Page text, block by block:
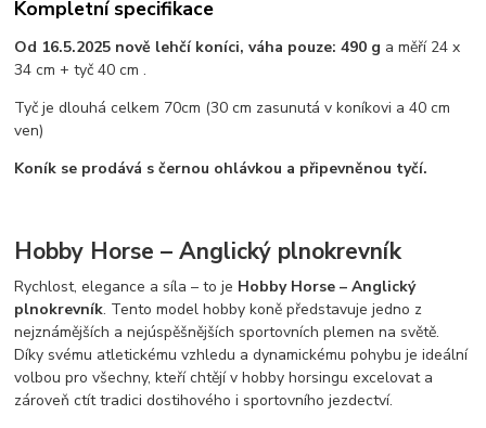
Kompletní specifikace
Od 16.5.2025 nově lehčí koníci, váha pouze: 490 g a měří 24 x
34 cm + tyč 40 cm .
Tyč je dlouhá celkem 70cm (30 cm zasunutá v koníkovi a 40 cm
ven)
Koník se prodává s černou ohlávkou a připevněnou tyčí.
Hobby Horse – Anglický plnokrevník
Rychlost, elegance a síla – to je Hobby Horse – Anglický
plnokrevník. Tento model hobby koně představuje jedno z
nejznámějších a nejúspěšnějších sportovních plemen na světě.
Díky svému atletickému vzhledu a dynamickému pohybu je ideální
volbou pro všechny, kteří chtějí v hobby horsingu excelovat a
zároveň ctít tradici dostihového i sportovního jezdectví.